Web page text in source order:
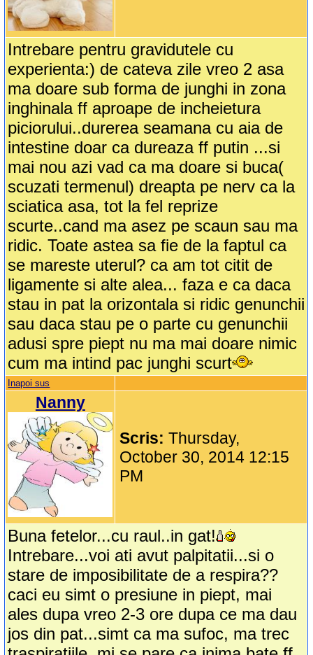
Intrebare pentru gravidutele cu
experienta:) de cateva zile vreo 2 asa
ma doare sub forma de junghi in zona
inghinala ff aproape de incheietura
piciorului..durerea seamana cu aia de
intestine doar ca dureaza ff putin ...si
mai nou azi vad ca ma doare si buca(
scuzati termenul) dreapta pe nerv ca la
sciatica asa, tot la fel reprize
scurte..cand ma asez pe scaun sau ma
ridic. Toate astea sa fie de la faptul ca
se mareste uterul? ca am tot citit de
ligamente si alte alea... faza e ca daca
stau in pat la orizontala si ridic genunchii
sau daca stau pe o parte cu genunchii
adusi spre piept nu ma mai doare nimic
cum ma intind pac junghi scurt
Inapoi sus
Nanny
Scris:Thursday,
October 30, 2014 12:15
PM
Buna fetelor...cu raul..in gat!
Intrebare...voi ati avut palpitatii...si o
stare de imposibilitate de a respira??
caci eu simt o presiune in piept, mai
ales dupa vreo 2-3 ore dupa ce ma dau
jos din pat...simt ca ma sufoc, ma trec